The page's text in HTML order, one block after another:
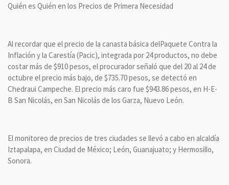
Quién es Quién en los Precios de Primera Necesidad
Al recordar que el precio de la canasta básica delPaquete Contra la
Inflación y la Carestía (Pacic), integrada por 24 productos, no debe
costar más de $910 pesos, el procurador señaló que del 20 al 24 de
octubre el precio más bajo, de $735.70 pesos, se detectó en
Chedraui Campeche. El precio más caro fue $943.86 pesos, en H-E-
B San Nicolás, en San Nicolás de los Garza, Nuevo León.
El monitoreo de precios de tres ciudades se llevó a cabo en alcaldía
Iztapalapa, en Ciudad de México; León, Guanajuato; y Hermosillo,
Sonora.